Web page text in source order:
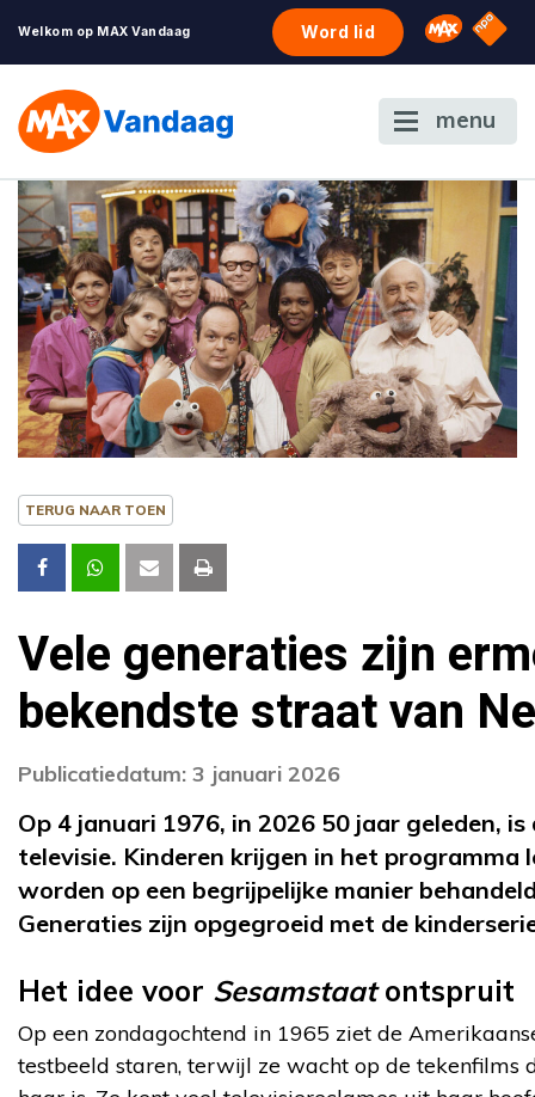
Welkom op MAX Vandaag Word lid Omroep
NPO
menu
TERUG NAAR TOEN
Vele generaties zijn
bekendste straat van
Publicatiedatum: 3 januari 2026
Op 4 januari 1976, in 2026 50 jaar geleden,
televisie. Kinderen krijgen in het
worden op een begrijpelijke manier
Generaties zijn opgegroeid met de
Het idee voor Sesamstaatontspruit
Op een zondagochtend in 1965 ziet de
testbeeld staren, terwijl ze wacht op de